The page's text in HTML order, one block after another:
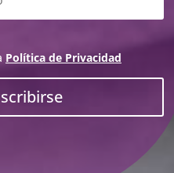
Política de Privacidad